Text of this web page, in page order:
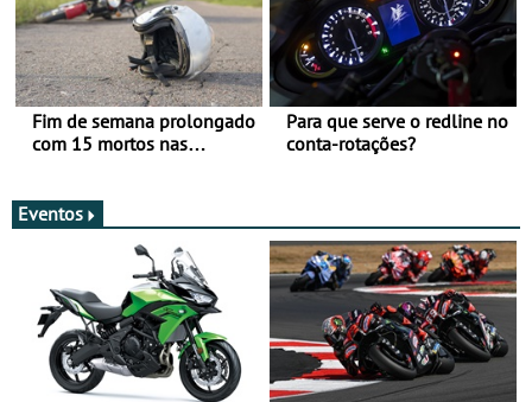
Fim de semana prolongado
com 15 mortos nas
Para que serve o redline no
conta-rotações?
Eventos